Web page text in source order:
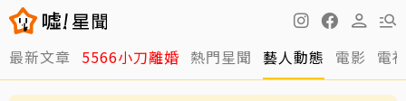
最新文章 5566小刀離婚 熱門星聞 藝人動態 電影 電